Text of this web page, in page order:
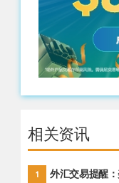
相关资讯
1 外汇交易提醒：美元